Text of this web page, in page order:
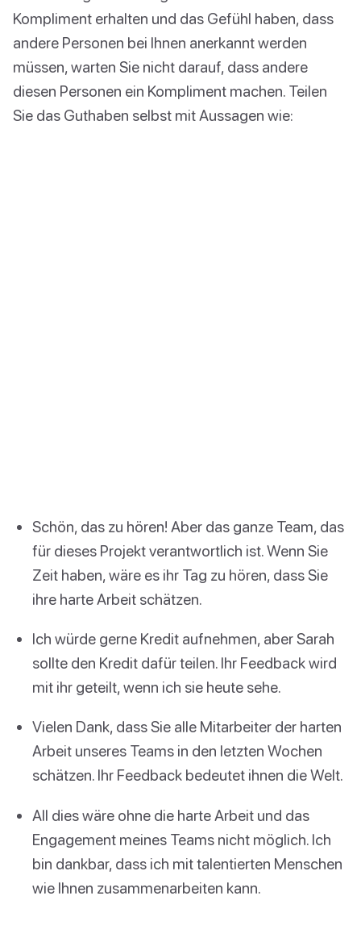
Kompliment erhalten und das Gefühl haben, dass
andere Personen bei Ihnen anerkannt werden
müssen, warten Sie nicht darauf, dass andere
diesen Personen ein Kompliment machen. Teilen
Sie das Guthaben selbst mit Aussagen wie:
Schön, das zu hören! Aber das ganze Team, das
für dieses Projekt verantwortlich ist. Wenn Sie
Zeit haben, wäre es ihr Tag zu hören, dass Sie
ihre harte Arbeit schätzen.
Ich würde gerne Kredit aufnehmen, aber Sarah
sollte den Kredit dafür teilen. Ihr Feedback wird
mit ihr geteilt, wenn ich sie heute sehe.
Vielen Dank, dass Sie alle Mitarbeiter der harten
Arbeit unseres Teams in den letzten Wochen
schätzen. Ihr Feedback bedeutet ihnen die Welt.
All dies wäre ohne die harte Arbeit und das
Engagement meines Teams nicht möglich. Ich
bin dankbar, dass ich mit talentierten Menschen
wie Ihnen zusammenarbeiten kann.